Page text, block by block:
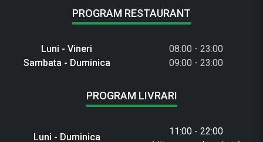
PROGRAM RESTAURANT
Luni - Vineri
08:00 - 23:00
Sambata - Duminica
09:00 - 23:00
PROGRAM LIVRARI
Luni - Duminica 11:00 - 22:00